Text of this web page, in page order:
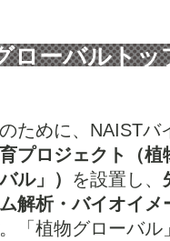
ローバルト
ために、NAISTバ
プロジェクト（
ル」） を設置し、
解析・バイオイ
「植物グローバ